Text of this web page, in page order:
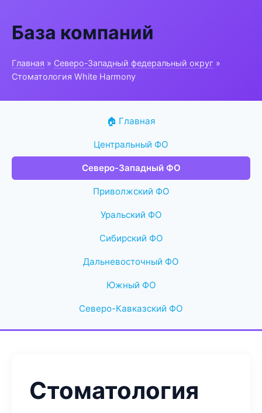
База компаний
Главная » Северо-Западный федеральный округ »
Стоматология White Harmony
🏠 Главная
Центральный ФО
Северо-Западный ФО
Приволжский ФО
Уральский ФО
Сибирский ФО
Дальневосточный ФО
Южный ФО
Северо-Кавказский ФО
Стоматология